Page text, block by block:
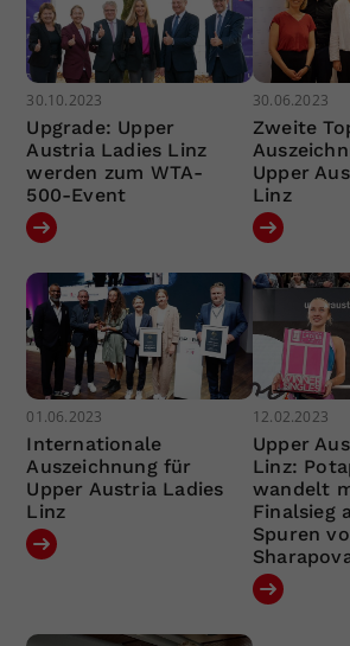
30.10.2023
Upgrade: Upper
Austria Ladies Linz
werden zum WTA-
500-Event
30.06.2023
Zweite
Upper
Linz
01.06.2023
Internationale
Auszeichnung für
Upper Austria Ladies
Linz
12.02.2023
Upper
Linz:
wandelt
Finalsieg
Spuren